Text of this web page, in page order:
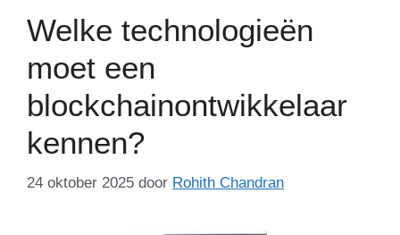
Welke technologieën
moet een
blockchainontwikkelaar
kennen?
24 oktober 2025 door Rohith Chandran